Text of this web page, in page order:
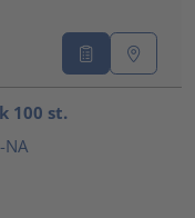
100 st.
NA